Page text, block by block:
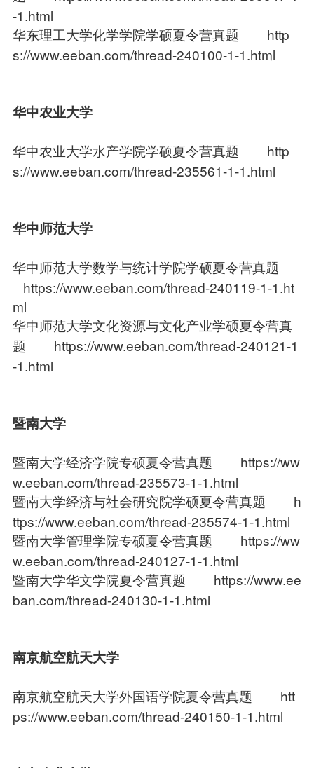
-1.html
华东理工大学化学学院学硕夏令营真题 http
s://www.eeban.com/thread-240100-1-1.html
华中农业大学
华中农业大学水产学院学硕夏令营真题 http
s://www.eeban.com/thread-235561-1-1.html
华中师范大学
华中师范大学数学与统计学院学硕夏令营真题
https://www.eeban.com/thread-240119-1-1.ht
ml
华中师范大学文化资源与文化产业学硕夏令营真
题 https://www.eeban.com/thread-240121-1
-1.html
暨南大学
暨南大学经济学院专硕夏令营真题 https://ww
w.eeban.com/thread-235573-1-1.html
暨南大学经济与社会研究院学硕夏令营真题 h
ttps://www.eeban.com/thread-235574-1-1.html
暨南大学管理学院专硕夏令营真题 https://ww
w.eeban.com/thread-240127-1-1.html
暨南大学华文学院夏令营真题 https://www.ee
ban.com/thread-240130-1-1.html
南京航空航天大学
南京航空航天大学外国语学院夏令营真题 htt
ps://www.eeban.com/thread-240150-1-1.html